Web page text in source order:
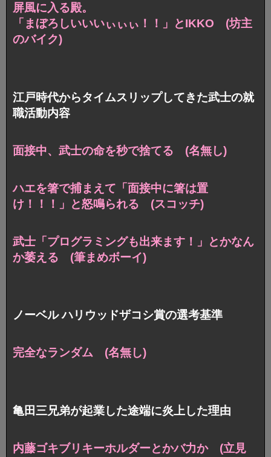
屏風に入る殿。
「まぼろしいいいぃぃぃ！！」とIKKO (坊主
のバイク)
江戸時代からタイムスリップしてきた武士の就
職活動内容
面接中、武士の命を秒で捨てる (名無し)
ハエを箸で捕まえて「面接中に箸は置
け！！！」と怒鳴られる (スコッチ)
武士「プログラミングも出来ます！」とかなん
か萎える (筆まめボーイ)
ノーベル ハリウッドザコシ賞の選考基準
完全なランダム (名無し)
亀田三兄弟が起業した途端に炎上した理由
内藤ゴキブリキーホルダーとかバ力か (立見